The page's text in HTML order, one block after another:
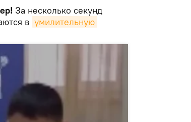
За несколько секунд
в умилительную